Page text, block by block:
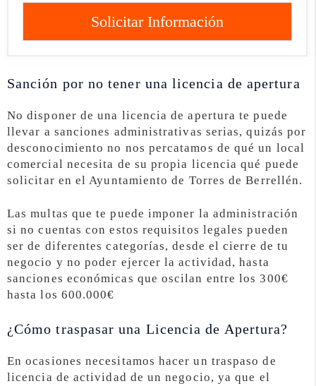
Solicitar Información
Sanción por no tener una licencia de apertura
No disponer de una licencia de apertura te puede
llevar a sanciones administrativas serias, quizás por
desconocimiento no nos percatamos de qué un local
comercial necesita de su propia licencia qué puede
solicitar en el Ayuntamiento de Torres de Berrellén.
Las multas que te puede imponer la administración
si no cuentas con estos requisitos legales pueden
ser de diferentes categorías, desde el cierre de tu
negocio y no poder ejercer la actividad, hasta
sanciones económicas que oscilan entre los 300€
hasta los 600.000€
¿Cómo traspasar una Licencia de Apertura?
En ocasiones necesitamos hacer un traspaso de
licencia de actividad de un negocio, ya que el